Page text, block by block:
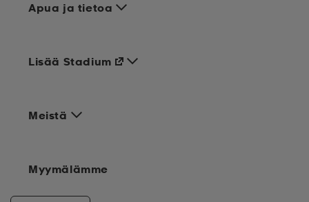
Apua ja tietoa
Meistä
Lisää Stadium
Myymälämme